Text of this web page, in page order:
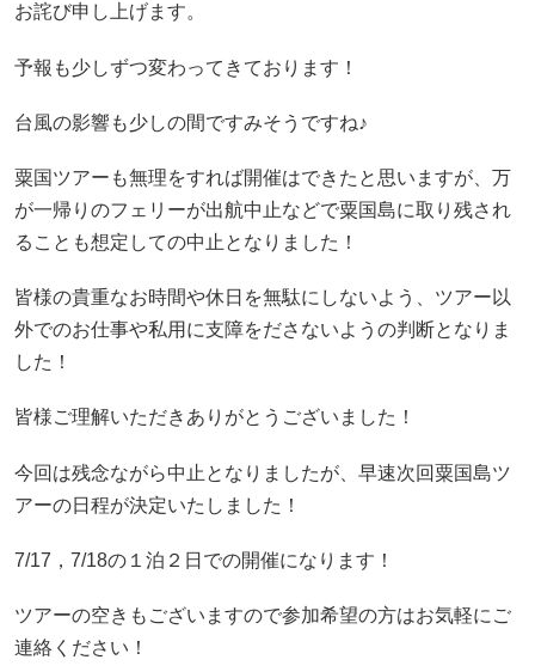
お詫び申し上げます。
予報も少しずつ変わってきております！
台風の影響も少しの間ですみそうですね♪
粟国ツアーも無理をすれば開催はできたと思いますが、万
が一帰りのフェリーが出航中止などで粟国島に取り残され
ることも想定しての中止となりました！
皆様の貴重なお時間や休日を無駄にしないよう、ツアー以
外でのお仕事や私用に支障をださないようの判断となりま
した！
皆様ご理解いただきありがとうございました！
今回は残念ながら中止となりましたが、早速次回粟国島ツ
アーの日程が決定いたしました！
7/17，7/18の１泊２日での開催になります！
ツアーの空きもございますので参加希望の方はお気軽にご
連絡ください！